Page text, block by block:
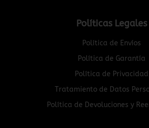
Políticas Legales
Política de Envíos
Política de Garantía
Política de Privacidad
Tratamiento de Datos
Política de Devoluciones y